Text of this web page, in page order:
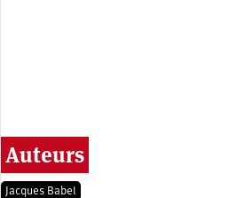
Auteurs
Jacques Babel